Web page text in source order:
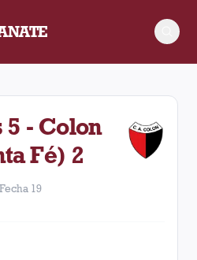
y Colon (Santa Fé)
5 - Colon
Fé) 2
Fecha 19